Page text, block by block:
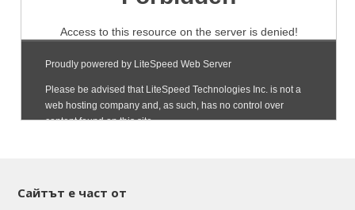
Сайтът е част от